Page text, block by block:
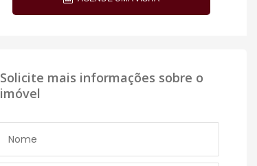
Solicite mais informações sobre o
imóvel